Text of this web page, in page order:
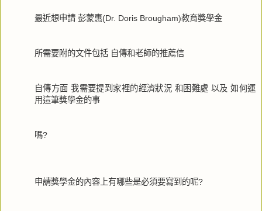
最近想申請 彭蒙惠(Dr. Doris Brougham)教育獎學金
所需要附的文件包括 自傳和老師的推薦信
自傳方面 我需要提到家裡的經濟狀況 和困難處 以及 如何運
用這筆獎學金的事
嗎?
申請獎學金的內容上有哪些是必須要寫到的呢?